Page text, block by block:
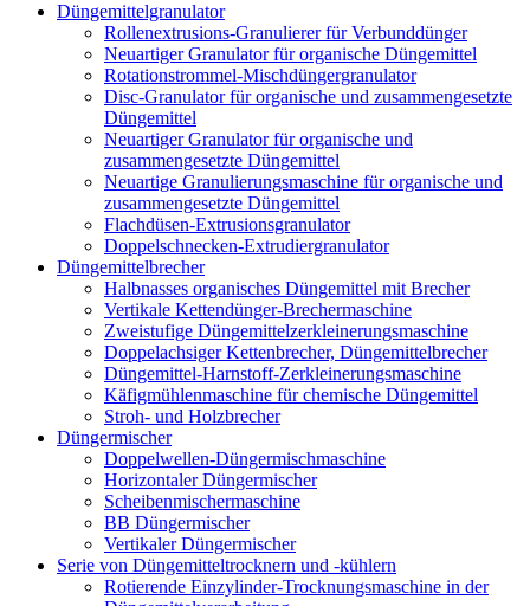
Düngemittelgranulator
Rollenextrusions-Granulierer für Verbunddünger
Neuartiger Granulator für organische Düngemittel
Rotationstrommel-Mischdüngergranulator
Disc-Granulator für organische und zusammengesetzte
Düngemittel
Neuartiger Granulator für organische und
zusammengesetzte Düngemittel
Neuartige Granulierungsmaschine für organische und
zusammengesetzte Düngemittel
Flachdüsen-Extrusionsgranulator
Doppelschnecken-Extrudiergranulator
Düngemittelbrecher
Halbnasses organisches Düngemittel mit Brecher
Vertikale Kettendünger-Brechermaschine
Zweistufige Düngemittelzerkleinerungsmaschine
Doppelachsiger Kettenbrecher, Düngemittelbrecher
Düngemittel-Harnstoff-Zerkleinerungsmaschine
Käfigmühlenmaschine für chemische Düngemittel
Stroh- und Holzbrecher
Düngermischer
Doppelwellen-Düngermischmaschine
Horizontaler Düngermischer
Scheibenmischermaschine
BB Düngermischer
Vertikaler Düngermischer
Serie von Düngemitteltrocknern und -kühlern
Rotierende Einzylinder-Trocknungsmaschine in der